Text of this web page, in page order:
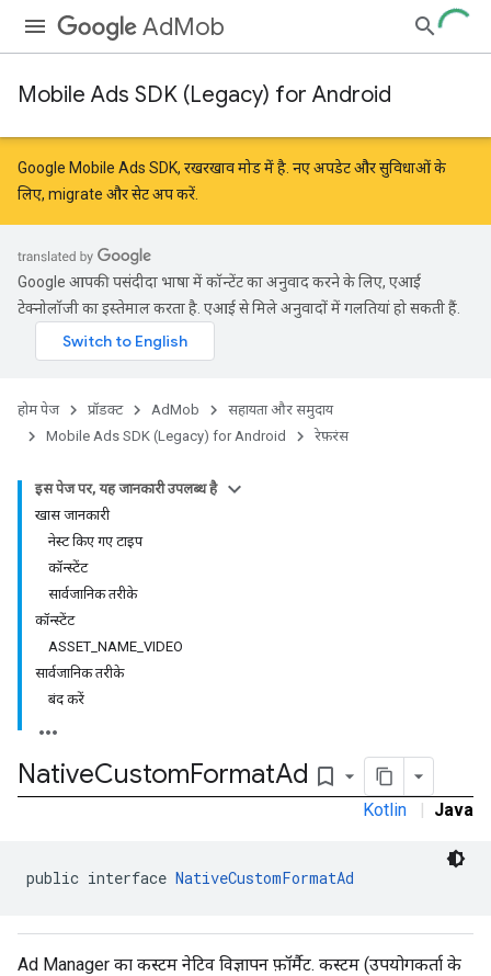
AdMob
Mobile Ads SDK (Legacy) for Android
Google Mobile Ads SDK, रखरखाव मोड में है. नए अपडेट और सुविधाओं के
लिए, migrate औरसेट अप करें
Google आपकी पसंदीदा भाषा में कॉन्टेंट का अनुवाद करने के लिए, एआई
टेक्नोलॉजी का इस्तेमाल करता है. एआई से मिले अनुवादों में गलतियां हो सकती हैं.
होम पेज प्रॉडक्ट AdMob
सहायता और समुदाय
Mobile Ads SDK (Legacy) for Android
रेफ़रंस
इस पेज पर, यह जानकारी उपलब्ध है
खास जानकारी
नेस्ट किए गए टाइप
कॉन्स्टेंट
सार्वजानिक तरीके
कॉन्स्टेंट
ASSET_NAME_VIDEO
सार्वजानिक तरीके
बंद करें
NativeCustomFormatAd bookmark_border
Kotlin | Java
public interface NativeCustomFormatAd
Ad Manager का कस्टम नेटिव विज्ञापन फ़ॉर्मैट. कस्टम (उपयोगकर्ता के